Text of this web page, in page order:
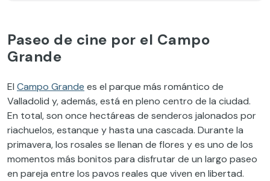
Paseo de cine por el Campo
Grande
El Campo Grande es el parque más romántico de
Valladolid y, además, está en pleno centro de la ciudad.
En total, son once hectáreas de senderos jalonados por
riachuelos, estanque y hasta una cascada. Durante la
primavera, los rosales se llenan de flores y es uno de los
momentos más bonitos para disfrutar de un largo paseo
en pareja entre los pavos reales que viven en libertad.